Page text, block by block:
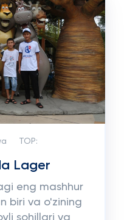
TOP:
Lager
eng mashhur
biri va o'zining
sohillari va